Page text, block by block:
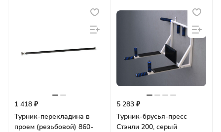
1 418 ₽
Турник-перекладина в
проем (резьбовой) 860-
5 283 ₽
Турник-брусья-пресс
Стэнли 200, серый